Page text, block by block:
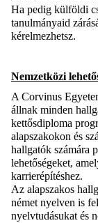
Ha pedig külföldi
tanulmányaid
kérelmezhetsz.
Nemzetközi
A Corvinus
állnak minden
kettősdiploma
alapszakokon és
hallgatók számára
lehetőségeket,
karrierépítéshez.
Az alapszakos
német nyelven is
nyelvtudásukat és